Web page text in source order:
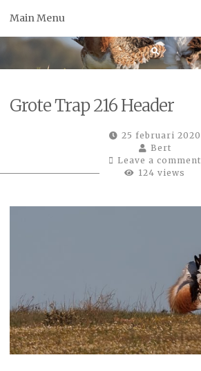
Main Menu
Grote Trap 216 Header
25 februari 2020
Bert
Leave a comment
124 views